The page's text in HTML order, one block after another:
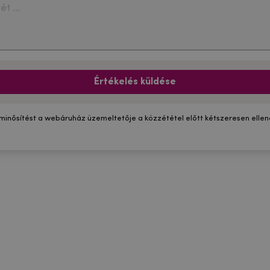
Értékelés küldése
a webáruház üzemeltetője a közzététel előtt kétszeresen